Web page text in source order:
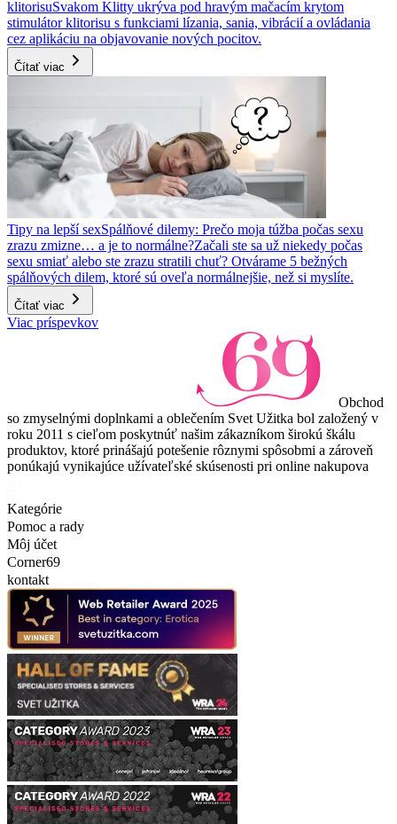
klitorisuSvakom Klitty ukrýva pod hravým mačacím krytom
stimulátor klitorisu s funkciami lízania, sania, vibrácií a ovládania
cez aplikáciu na objavovanie nových pocitov.
Čítať viac
Tipy na lepší sexSpálňové dilemy: Prečo moja túžba počas sexu
zrazu zmizne… a je to normálne?Začali ste sa už niekedy počas
sexu smiať alebo ste zrazu stratili chuť? Otvárame 5 bežných
spálňových dilem, ktoré sú oveľa normálnejšie, než si myslíte.
Čítať viac
Viac príspevkov
Obchod
so zmyselnými doplnkami a oblečením Svet Užitka bol založený v
roku 2011 s cieľom poskytnúť našim zákazníkom širokú škálu
produktov, ktoré prinášajú potešenie rôznymi spôsobmi a zároveň
ponúkajú vynikajúce užívateľské skúsenosti pri online nakupova
Kategórie
Pomoc a rady
Môj účet
Corner69
kontakt